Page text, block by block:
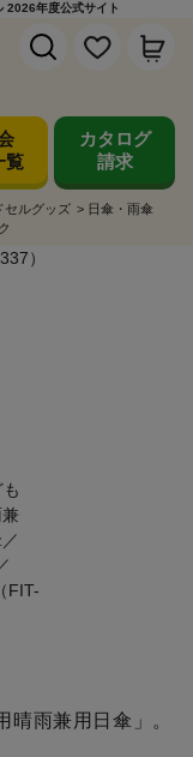
2026年度公式サイト
覧
カタログ
請求
セルグッズ > 日傘・雨傘
晴雨兼用日傘」。